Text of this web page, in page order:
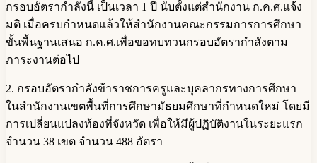
กรอบอัตรากำลังนี้ เป็นเวลา 1 ปี นับตั้งแต่สำนักงาน ก.ค.ศ.แจ้ง
มติ เมื่อครบกำหนดแล้วให้สำนักงานคณะกรรมการการศึกษา
ขั้นพื้นฐานเสนอ ก.ค.ศ.เพื่อขอทบทวนกรอบอัตรากำลังตาม
ภาระงานต่อไป
2. กรอบอัตรากำลังข้าราชการครูและบุคลากรทางการศึกษา
ในสำนักงานเขตพื้นที่การศึกษามัธยมศึกษาที่กำหนดใหม่ โดยมี
การเปลี่ยนแปลงท้องที่จังหวัด เพื่อให้มีผู้ปฏิบัติงานในระยะแรก
จำนวน 38 เขต จำนวน 488 อัตรา